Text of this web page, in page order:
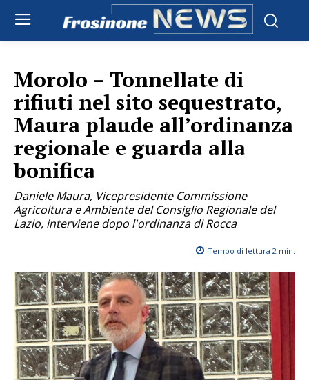
Morolo – Tonnellate di
rifiuti nel sito sequestrato,
Maura plaude all’ordinanza
regionale e guarda alla
bonifica
Daniele Maura, Vicepresidente Commissione
Agricoltura e Ambiente del Consiglio Regionale del
Lazio, interviene dopo l'ordinanza di Rocca
Tempo di lettura 2 min.